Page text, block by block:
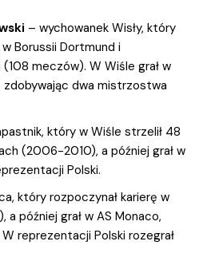
– wychowanek Wisły, który
Borussii Dortmund i
meczów). W Wiśle grał w
dwa mistrzostwa
który w Wiśle strzelił 48
(2006-2010), a później grał w
Polski.
który rozpoczynał karierę w
później grał w AS Monaco,
reprezentacji Polski rozegrał